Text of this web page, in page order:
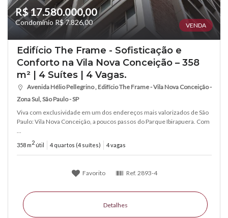
R$ 17.580.000,00
Condomínio R$ 7.826,00 VENDA
Edifício The Frame - Sofisticação e
Conforto na Vila Nova Conceição – 358
m² | 4 Suítes | 4 Vagas.
Avenida Hélio Pellegrino , Edifício The Frame - Vila Nova Conceição -
Zona Sul, São Paulo - SP
Viva com exclusividade em um dos endereços mais valorizados de São
Paulo: Vila Nova Conceição, a poucos passos do Parque Ibirapuera. Com
...
358 m2 útil 4 quartos (4 suítes) 4 vagas
Favorito Ref. 2893-4
Detalhes